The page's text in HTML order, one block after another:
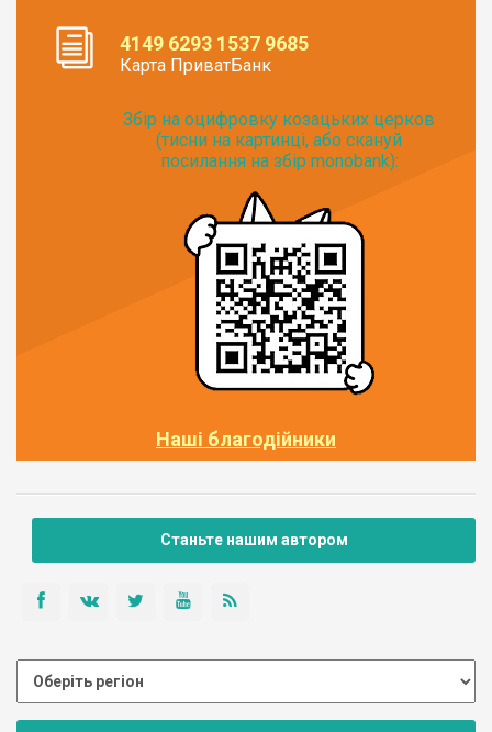
4149 6293 1537 9685
Карта ПриватБанк
Збір на оцифровку козацьких церков
(тисни на картинці, або скануй
посилання на збір monobank):
Наші благодійники
Станьте нашим автором